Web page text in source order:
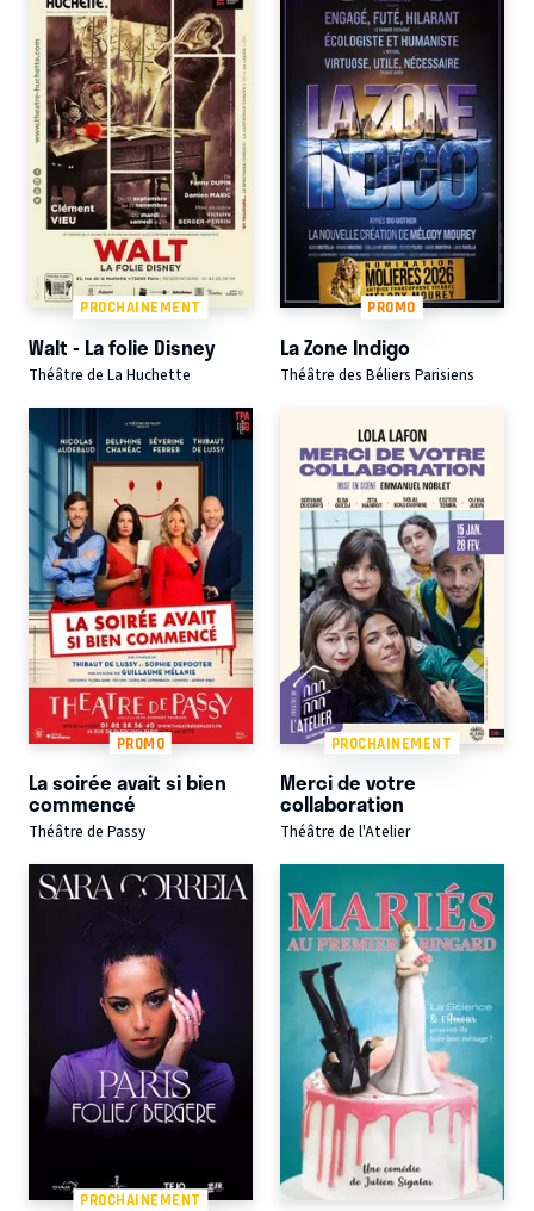
PROCHAINEMENT
Walt - La folie Disney
Théâtre de La Huchette
PROMO
La Zone Indigo
Théâtre des Béliers Parisiens
PROMO
La soirée avait si bien
commencé
Théâtre de Passy
PROCHAINEMENT
Merci de votre
collaboration
Théâtre de l'Atelier
PROCHAINEMENT